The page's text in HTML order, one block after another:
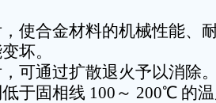
使合金材料的机械性能、
坏。
可通过扩散退火予以消除
于固相线 100～ 200℃ 的